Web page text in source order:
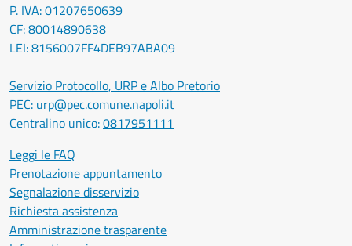
P. IVA: 01207650639
CF: 80014890638
LEI: 8156007FF4DEB97ABA09
Servizio Protocollo, URP e Albo Pretorio
PEC: urp@pec.comune.napoli.it
Centralino unico:0817951111
Leggi le FAQ
Prenotazione appuntamento
Segnalazione disservizio
Richiesta assistenza
Amministrazione trasparente